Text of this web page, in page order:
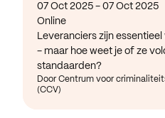
07 Oct 2025 - 07 Oct 2025
Online
Leveranciers zijn
- maar hoe weet je of ze
standaarden?
Door Centrum voor
(CCV)